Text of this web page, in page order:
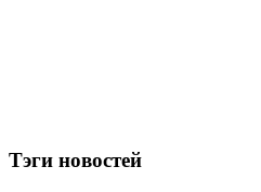
Тэги новостей